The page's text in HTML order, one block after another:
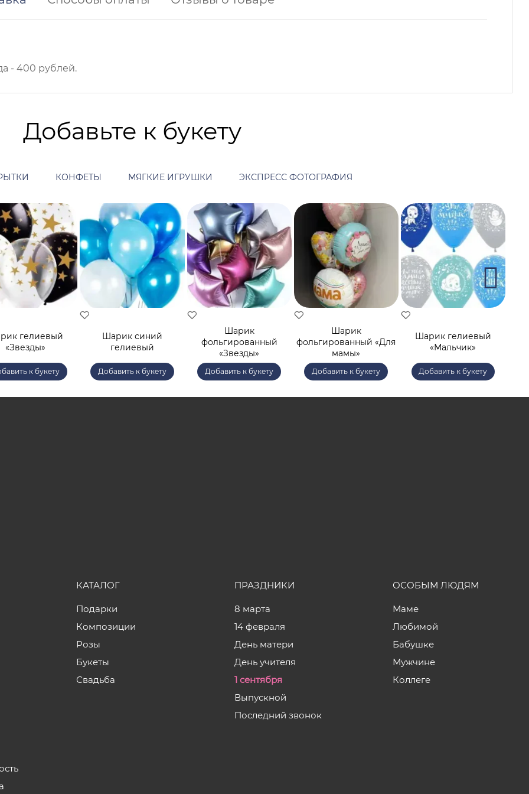
- 400 рублей.
Добавьте к букету
КОНФЕТЫ МЯГКИЕ ИГРУШКИ ЭКСПРЕСС ФОТОГРАФИЯ
гелиевый
«Звезды»
к букету
Шарик синий
гелиевый
Добавить к букету
Шарик
фольгированный
«Звезды»
Добавить к букету
Шарик
фольгированный «Для
мамы»
Добавить к букету
Шарик гелиевый
«Мальчик»
Добавить к букету
КАТАЛОГ
Подарки
Композиции
Розы
Букеты
Свадьба
ПРАЗДНИКИ
8 марта
14 февраля
День матери
День учителя
1 сентября
Выпускной
Последний звонок
ОСОБЫМ ЛЮДЯМ
Маме
Любимой
Бабушке
Мужчине
Коллеге